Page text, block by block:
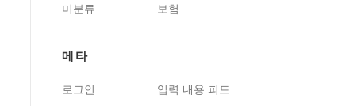
미분류 보험
메타
로그인
입력 내용 피드